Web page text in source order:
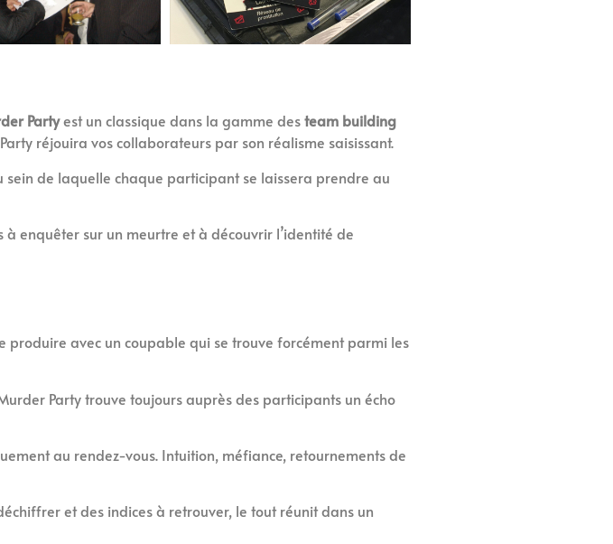
Partyest un classique dans la gamme desteam building
réjouira vos collaborateurs par son réalisme saisissant.
de laquelle chaque participant se laissera prendre au
enquêter sur un meurtre et à découvrir l’identité de
produire avec un coupable qui se trouve forcément parmi les
Party trouve toujours auprès des participants un écho
au rendez-vous. Intuition, méfiance, retournements de
et des indices à retrouver, le tout réunit dans un